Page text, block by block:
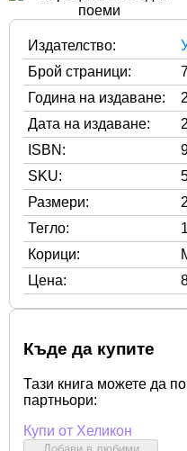
Издателство:
Брой страници:
Година на издаване:
Дата на издаване:
ISBN:
SKU:
Размери:
Тегло:
Корици:
Цена:
Къде да купите
Тази книга можете да
партньори:
Купи от Хеликон